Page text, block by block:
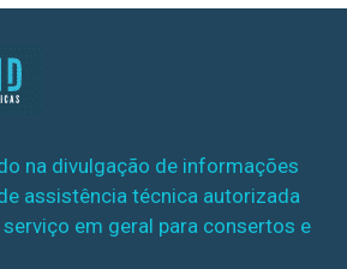
na divulgação de informações
assistência técnica autorizada
em geral para consertos e